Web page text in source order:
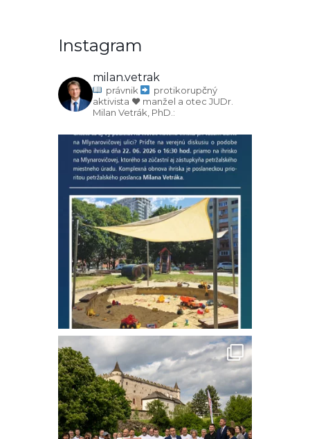
Instagram
milan.vetrak
právnik
protikorupčný
aktivista ♥️ manžel a otec JUDr.
Milan Vetrák, PhD.: